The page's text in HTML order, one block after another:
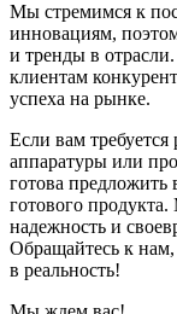
Мы стремимся к
инновациям,
и тренды в
клиентам
успеха на рынке.
Если вам требуется
аппаратуры или
готова предложить
готового
надежность и
Обращайтесь к
в реальность!